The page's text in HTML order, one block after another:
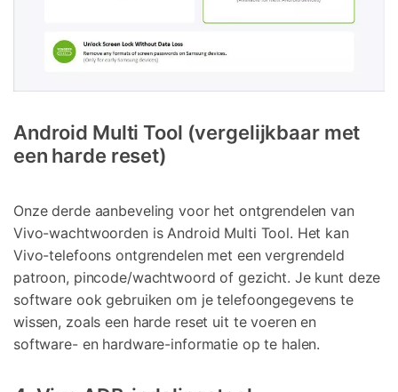
Android Multi Tool (vergelijkbaar met
een harde reset)
Onze derde aanbeveling voor het ontgrendelen van
Vivo-wachtwoorden is Android Multi Tool. Het kan
Vivo-telefoons ontgrendelen met een vergrendeld
patroon, pincode/wachtwoord of gezicht. Je kunt deze
software ook gebruiken om je telefoongegevens te
wissen, zoals een harde reset uit te voeren en
software- en hardware-informatie op te halen.